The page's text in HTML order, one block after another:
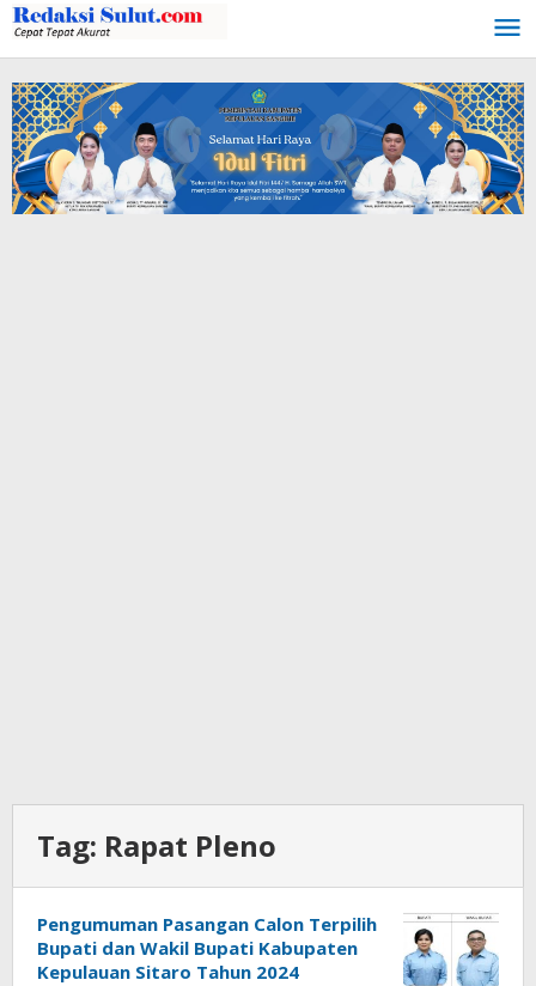
Lewati
ke
konten
Tag: Rapat Pleno
Pengumuman Pasangan Calon Terpilih
Bupati dan Wakil Bupati Kabupaten
Kepulauan Sitaro Tahun 2024